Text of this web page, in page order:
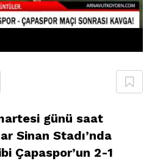
günü saat
Sinan Stadı’nda
Çapaspor’un 2-1